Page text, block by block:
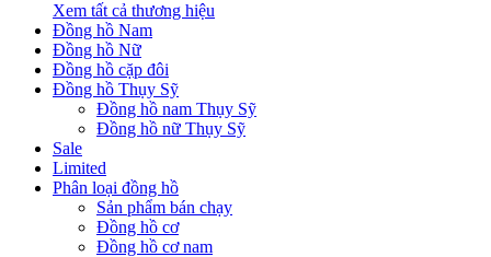
Xem tất cả thương hiệu
Đồng hồ Nam
Đồng hồ Nữ
Đồng hồ cặp đôi
Đồng hồ Thụy Sỹ
Đồng hồ nam Thụy Sỹ
Đồng hồ nữ Thụy Sỹ
Sale
Limited
Phân loại đồng hồ
Sản phẩm bán chạy
Đồng hồ cơ
Đồng hồ cơ nam